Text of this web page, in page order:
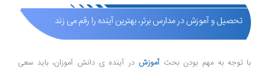
تحصیل و آموزش در مدارس برتر، بهترین آینده را رقم می زند
با توجه به مهم بودن بحثآموزش در آینده ی دانش آموزان، باید سعی